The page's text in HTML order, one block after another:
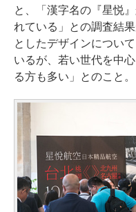
と、「漢字名の『星悦
れている」との調査結
としたデザインについ
いるが、若い世代を中
る方も多い」とのこと。